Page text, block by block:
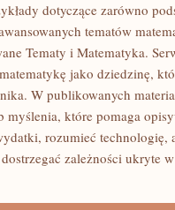
dotyczące zarówno
tematów
Tematy i Matematyka.
jako dziedzinę,
W publikowanych
myślenia, które pomaga
rozumieć technologię,
zależności ukryte